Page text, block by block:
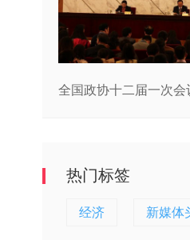
全国政协十二届一次
热门标签
经济 新媒体